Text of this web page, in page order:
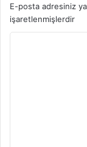
E-posta adresiniz
işaretlenmişlerdir